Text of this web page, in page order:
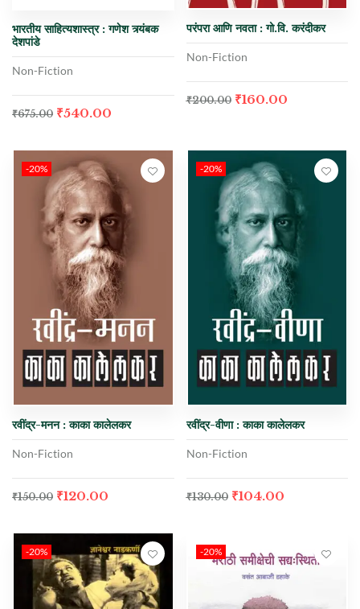
भारतीय साहित्यशास्त्र : गणेश त्र्यंबक
देशपांडे
Non-Fiction
₹675.00 ₹540.00
परंपरा आणि नवता : गो.वि. करंदीकर
Non-Fiction
₹200.00 ₹160.00
-20%
रवींद्र-मनन : काका कालेलकर
Non-Fiction
₹150.00 ₹120.00
-20%
रवींद्र-वीणा : काका कालेलकर
Non-Fiction
₹130.00 ₹104.00
-20% -20%